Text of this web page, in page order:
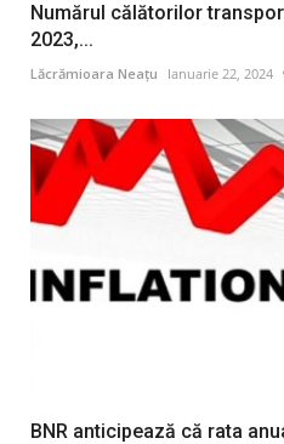
Numărul călătorilor
2023,...
Lăcrămioara Neațu Ianuarie 22, 2024
BNR anticipează că rata